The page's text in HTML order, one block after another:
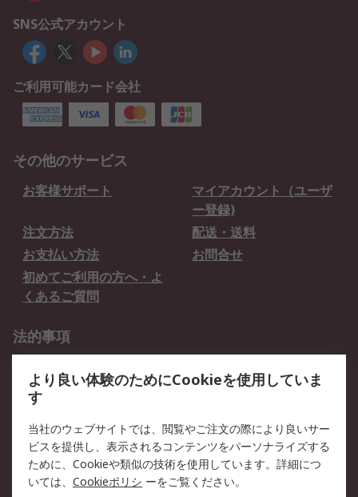
SNS公式アカウント
ご利用可能カード会社
その他のサービス
お客様サポート
マイアカウント（ユーザ
ー登録)
注文方法
配送・送料
お支払い方法
お問合せ
初めてご利用の方へ・よ
くあるご質問
法的事項
クッキーポリシー
RSについて
会社概要
採用情報
プレスリリース＆お知ら
コーポレートサイト
より良い体験のためにCookieを使用していま
す
当社のウェブサイトでは、閲覧やご注文の際により良いサー
ビスを提供し、表示されるコンテンツをパーソナライズする
ために、Cookieや類似の技術を使用しています。詳細につ
いては、 Cookieポリシ ーをご覧ください。